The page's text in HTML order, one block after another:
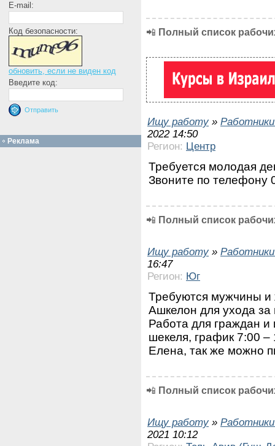
📲 Полный список
Ищу работу »
2022 14:50
Регион: Центр
Требуется молодая
Звоните по телефону
📲 Полный список
Ищу работу »
16:47
Регион: Юг
Требуются мужчины
Ашкелон для ухода
Работа для граждан
шекеля, график 7:00
Елена, так же можно
📲 Полный список
Ищу работу »
2021 10:12
E-mail:
Код безопасности:
обновить, если не виден код
Введите код:
Реклама